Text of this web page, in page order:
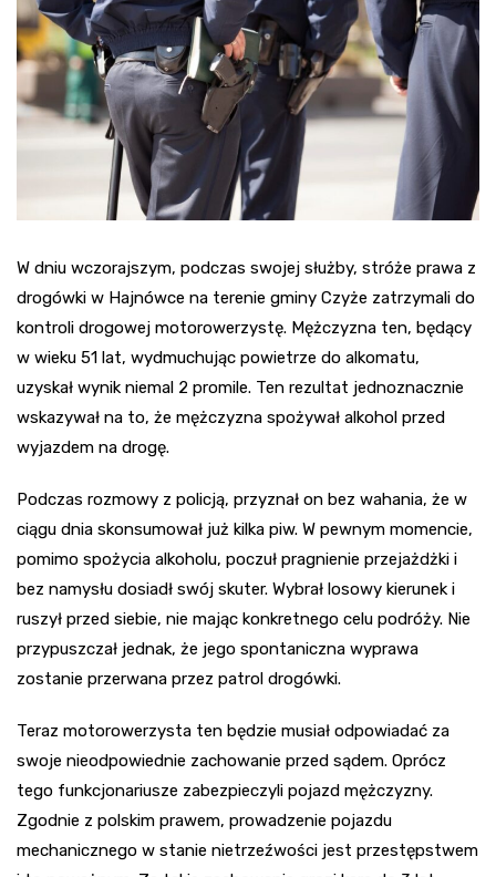
W dniu wczorajszym, podczas swojej służby, stróże prawa z
drogówki w Hajnówce na terenie gminy Czyże zatrzymali do
kontroli drogowej motorowerzystę. Mężczyzna ten, będący
w wieku 51 lat, wydmuchując powietrze do alkomatu,
uzyskał wynik niemal 2 promile. Ten rezultat jednoznacznie
wskazywał na to, że mężczyzna spożywał alkohol przed
wyjazdem na drogę.
Podczas rozmowy z policją, przyznał on bez wahania, że w
ciągu dnia skonsumował już kilka piw. W pewnym momencie,
pomimo spożycia alkoholu, poczuł pragnienie przejażdżki i
bez namysłu dosiadł swój skuter. Wybrał losowy kierunek i
ruszył przed siebie, nie mając konkretnego celu podróży. Nie
przypuszczał jednak, że jego spontaniczna wyprawa
zostanie przerwana przez patrol drogówki.
Teraz motorowerzysta ten będzie musiał odpowiadać za
swoje nieodpowiednie zachowanie przed sądem. Oprócz
tego funkcjonariusze zabezpieczyli pojazd mężczyzny.
Zgodnie z polskim prawem, prowadzenie pojazdu
mechanicznego w stanie nietrzeźwości jest przestępstwem